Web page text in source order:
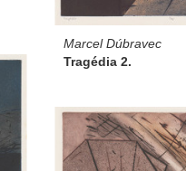
Marcel Dúbravec
Tragédia 2.